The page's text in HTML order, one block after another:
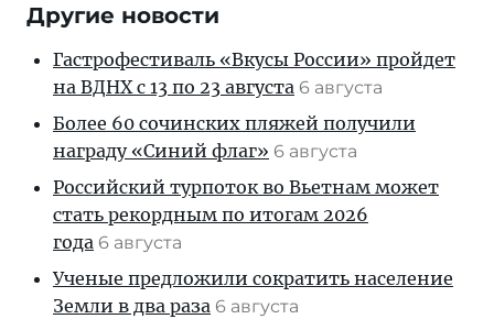
Другие новости
Гастрофестиваль «Вкусы России» пройдет
на ВДНХ с 13 по 23 августа 6 августа
Более 60 сочинских пляжей получили
награду «Синий флаг» 6 августа
Российский турпоток во Вьетнам может
стать рекордным по итогам 2026
года 6 августа
Ученые предложили сократить население
Земли в два раза 6 августа